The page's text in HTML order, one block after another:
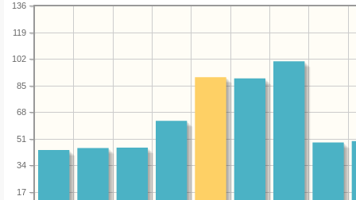
17
34
51
68
85
102
119
136